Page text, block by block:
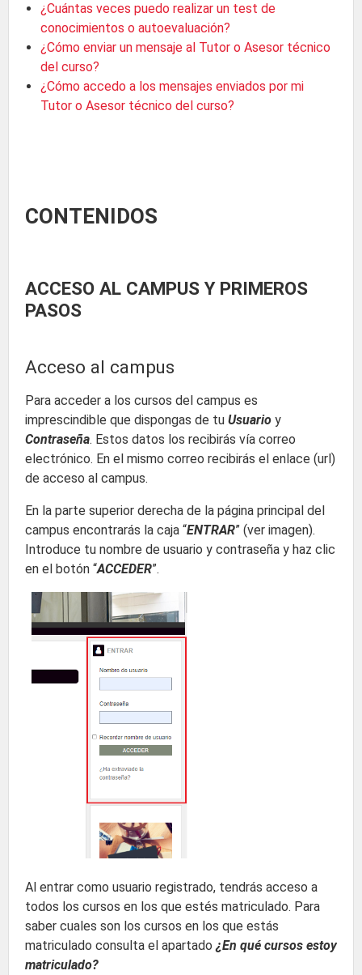
¿Cuántas veces puedo realizar un test de
conocimientos o autoevaluación?
¿Cómo enviar un mensaje al Tutor o Asesor técnico
del curso?
¿Cómo accedo a los mensajes enviados por mi
Tutor o Asesor técnico del curso?
CONTENIDOS
ACCESO AL CAMPUS Y PRIMEROS
PASOS
Acceso al campus
Para acceder a los cursos del campus es
imprescindible que dispongas de tu Usuario y
Contraseña. Estos datos los recibirás vía correo
electrónico. En el mismo correo recibirás el enlace (url)
de acceso al campus.
En la parte superior derecha de la página principal del
campus encontrarás la caja “ENTRAR” (ver imagen).
Introduce tu nombre de usuario y contraseña y haz clic
en el botón “ACCEDER”.
Al entrar como usuario registrado, tendrás acceso a
todos los cursos en los que estés matriculado. Para
saber cuales son los cursos en los que estás
matriculado consulta el apartado¿En qué cursos estoy
matriculado?